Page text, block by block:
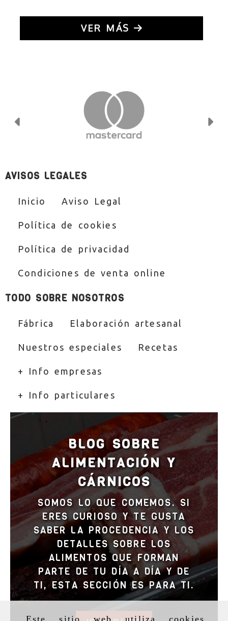
VER MÁS
AVISOS LEGALES
Inicio Aviso Legal
Política de cookies
Política de privacidad
Condiciones de venta online
TODO SOBRE NOSOTROS
Fábrica Elaboración artesanal
Nuestros especiales Recetas
+ Info empresas
+ Info particulares
BLOG SOBRE
ALIMENTACIÓN Y
CÁRNICOS
SOMOS LO QUE COMEMOS. SI
ERES CURIOSO Y TE GUSTA
SABER LA PROCEDENCIA Y LOS
DETALLES SOBRE LOS
ALIMENTOS QUE FORMAN
PARTE DE TU DÍA A DÍA Y DE
TI, ESTA SECCIÓN ES PARA TI.